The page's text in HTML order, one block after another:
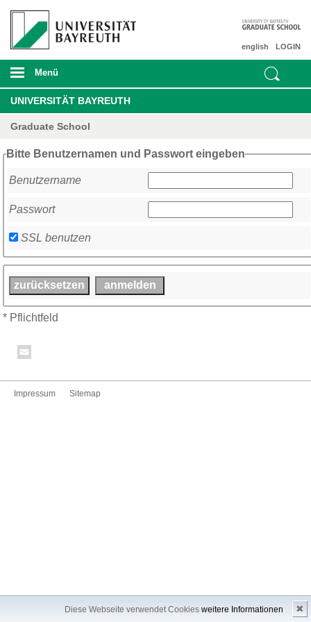
Diese Webseite verwendet Cookies weitere Informationen ✖
LOGIN
english
Menü
UNIVERSITÄT BAYREUTH
Graduate School
Bitte Benutzernamen und Passwort eingeben
Benutzername
Passwort
SSL benutzen
* Pflichtfeld
Impressum Sitemap